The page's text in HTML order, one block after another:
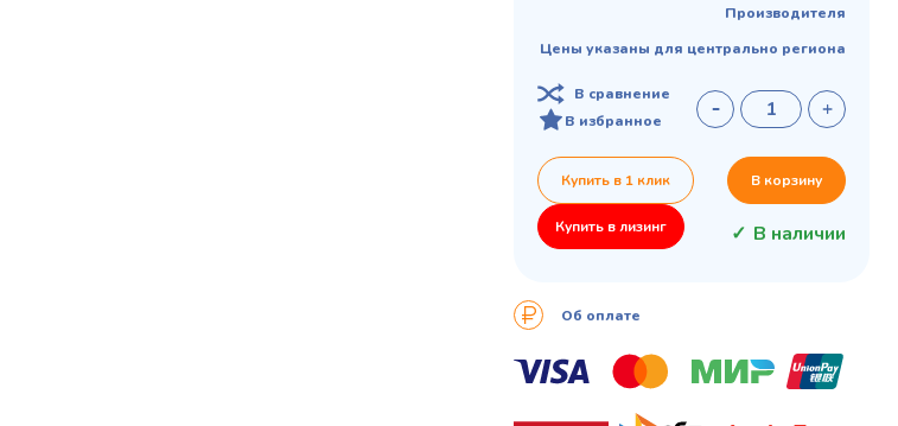
Производителя
Цены указаны для центрально региона
В сравнение
В избранное
Купить в 1 клик В корзину
Купить в лизинг В наличии
Об оплате